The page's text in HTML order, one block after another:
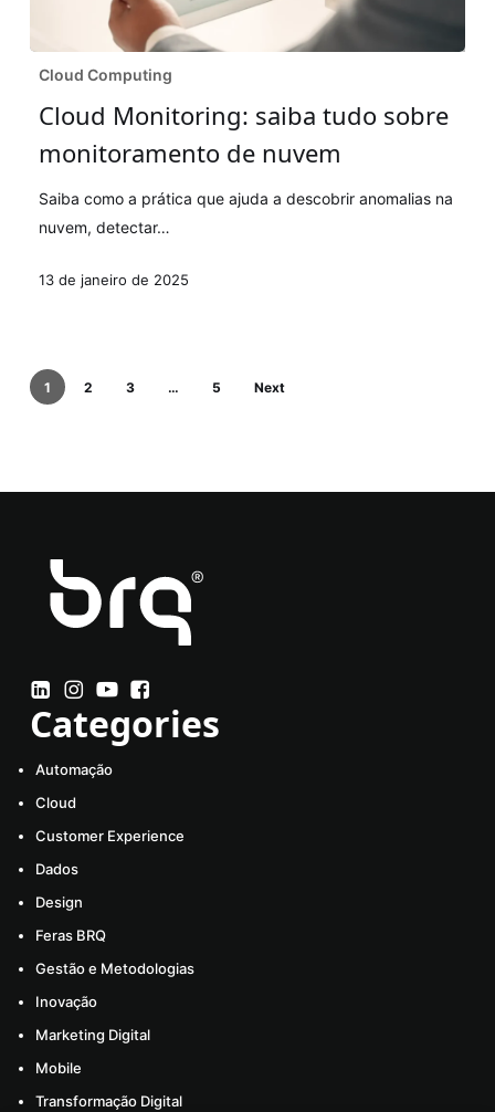
Cloud
saiba
tudo
monitoramento
de
Cloud Computing
Cloud Monitoring: saiba tudo sobre
monitoramento de nuvem
Saiba como a prática que ajuda a descobrir anomalias na
nuvem, detectar…
13 de janeiro de 2025
1 2 3 … 5 Next
Categories
Automação
Cloud
Customer Experience
Dados
Design
Feras BRQ
Gestão e Metodologias
Inovação
Marketing Digital
Mobile
Transformação Digital